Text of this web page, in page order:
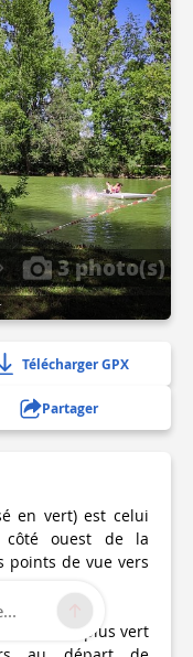
3 photo(s)
Télécharger GPX
Partager
en vert) est celui
ouest de la
points de vue vers
sentier le plus vert